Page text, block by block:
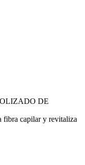
DE
fibra capilar y revitaliza